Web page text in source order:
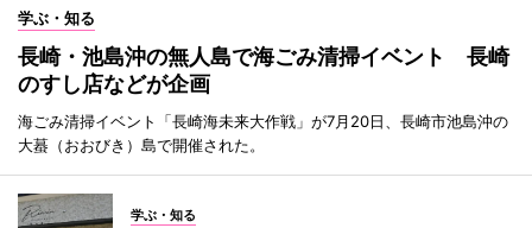
学ぶ・知る
長崎・池島沖の無人島で海ごみ清掃イベント 長崎
のすし店などが企画
海ごみ清掃イベント「長崎海未来大作戦」が7月20日、長崎市池島沖の
大蟇（おおびき）島で開催された。
学ぶ・知る